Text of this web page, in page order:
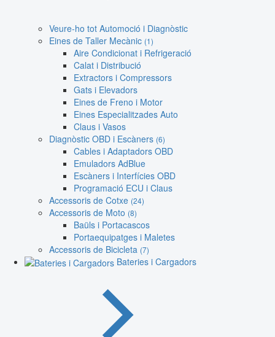
Veure-ho tot Automoció i Diagnòstic
Eines de Taller Mecànic (1)
Aire Condicionat i Refrigeració
Calat i Distribució
Extractors i Compressors
Gats i Elevadors
Eines de Freno i Motor
Eines Especialitzades Auto
Claus i Vasos
Diagnòstic OBD i Escàners (6)
Cables i Adaptadors OBD
Emuladors AdBlue
Escàners i Interfícies OBD
Programació ECU i Claus
Accessoris de Cotxe (24)
Accessoris de Moto (8)
Baüls i Portacascos
Portaequipatges i Maletes
Accessoris de Bicicleta (7)
Bateries i Cargadors